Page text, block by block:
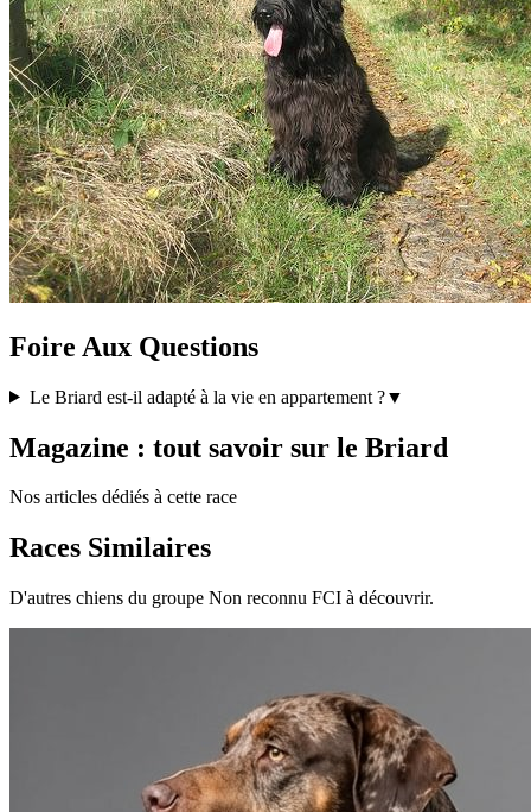
Foire Aux Questions
Le Briard est-il adapté à la vie en appartement ?▼
Magazine : tout savoir sur le Briard
Nos articles dédiés à cette race
Races Similaires
D'autres chiens du groupe Non reconnu FCI à découvrir.